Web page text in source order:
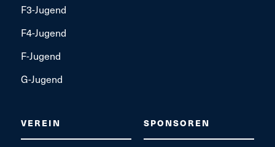
F3-Jugend
F4-Jugend
F-Jugend
G-Jugend
VEREIN SPONSOREN